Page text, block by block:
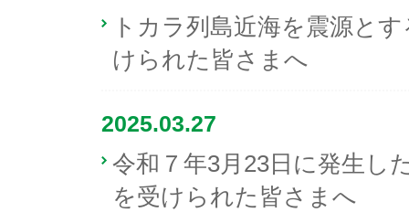
トカラ列島近海を震源と
けられた皆さまへ
2025.03.27
令和７年3月23日に発生し
を受けられた皆さまへ